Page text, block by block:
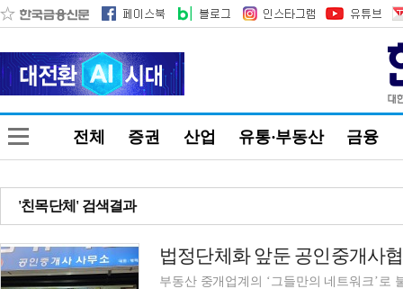
전체 증권 산업 유통·부동산 금융
'친목단체' 검색결과
부동산 중개업계의 ‘그들만의 네트워크’로